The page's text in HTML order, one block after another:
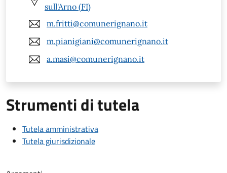
sull'Arno (FI)
m.fritti@comunerignano.it
m.pianigiani@comunerignano.it
a.masi@comunerignano.it
Strumenti di tutela
Tutela amministrativa
Tutela giurisdizionale